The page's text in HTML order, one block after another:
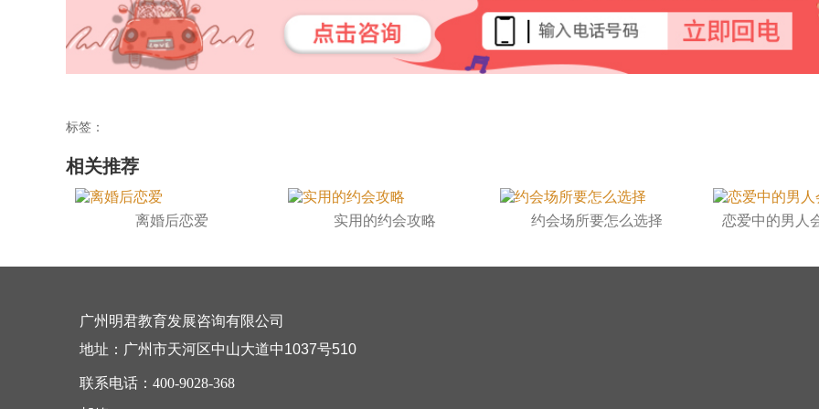
标签：
相关推荐
离婚后恋爱 实用的约会攻略 约会场所要怎么选择 恋爱中的男人
广州明君教育发展咨询有限公司
地址：广州市天河区中山大道中1037号510